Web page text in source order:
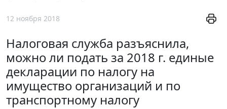
12 ноября 2018
Налоговая служба разъяснила,
можно ли подать за 2018 г. единые
декларации по налогу на
имущество организаций и по
транспортному налогу